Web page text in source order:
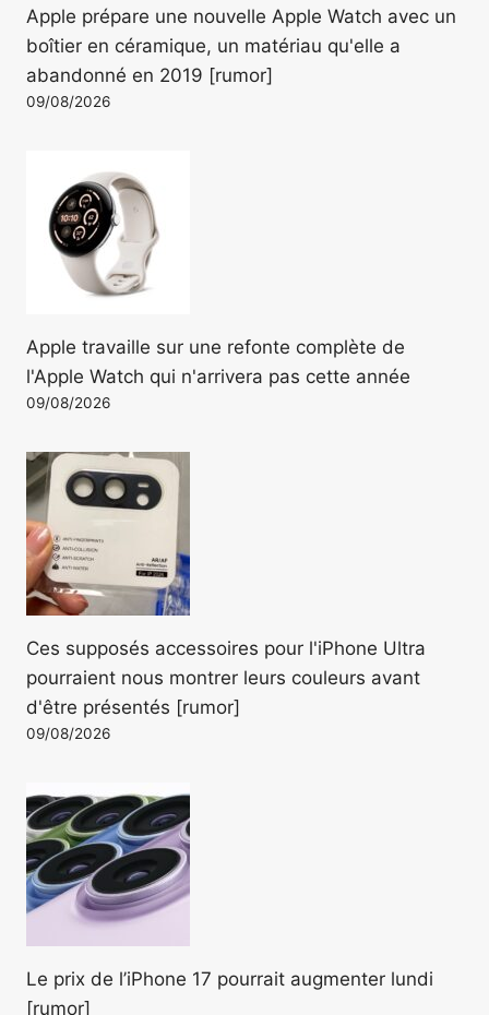
Apple prépare une nouvelle Apple Watch avec un
boîtier en céramique, un matériau qu'elle a
abandonné en 2019 [rumor]
09/08/2026
Apple travaille sur une refonte complète de
l'Apple Watch qui n'arrivera pas cette année
09/08/2026
Ces supposés accessoires pour l'iPhone Ultra
pourraient nous montrer leurs couleurs avant
d'être présentés [rumor]
09/08/2026
Le prix de l’iPhone 17 pourrait augmenter lundi
[rumor]